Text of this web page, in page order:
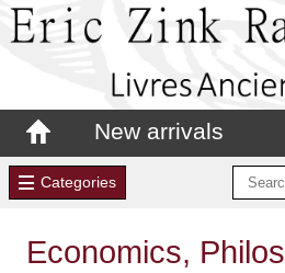
New arrivals
Categories
Economics,